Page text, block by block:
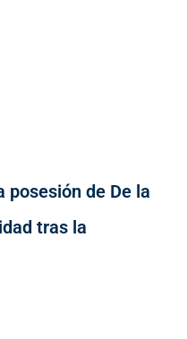
posesión de De la
tras la